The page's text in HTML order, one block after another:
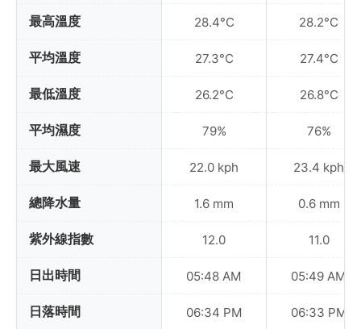
最高溫度
平均溫度
最低溫度
平均濕度
最大風速
總降水量
紫外線指數
日出時間
日落時間
28.4°C
27.3°C
26.2°C
79%
22.0 kph
1.6 mm
12.0
05:48 AM
06:34 PM
28.2°C
27.4°C
26.8°C
76%
23.4 kph
0.6 mm
11.0
05:49 AM
06:33 PM